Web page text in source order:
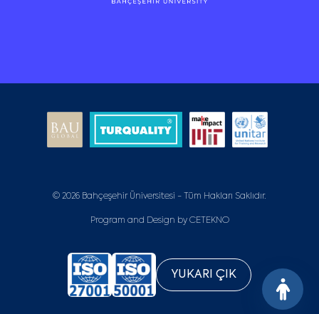
© 2026 Bahçeşehir Üniversitesi - Tüm Hakları Saklıdır.
Program and Design by CETEKNO
YUKARI ÇIK